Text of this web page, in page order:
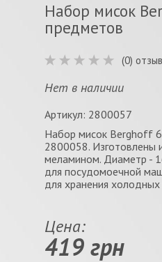
Набор мисок
предметов
(0)
Нет в наличии
Артикул: 2800057
Набор мисок Berghoff
2800058. Изготовлены
меламином. Диаметр -
для посудомоечной
для хранения
Цена:
419 грн